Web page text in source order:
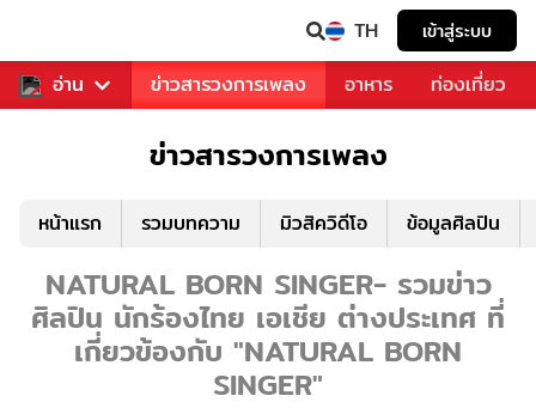
TH เข้าสู่ระบบ
อ่าน
ข่าวบันเทิง ข่าวสารวงการเพลง อาหาร ท่องเที่ยว
ข่าวสารวงการเพลง
หน้าแรก รวมบทความ มิวสิควิดีโอ ข้อมูลศิลปิน
NATURAL BORN SINGER- รวมข่าว
ศิลปิน นักร้องไทย เอเชีย ต่างประเทศ ที่
เกี่ยวข้องกับ "NATURAL BORN
SINGER"